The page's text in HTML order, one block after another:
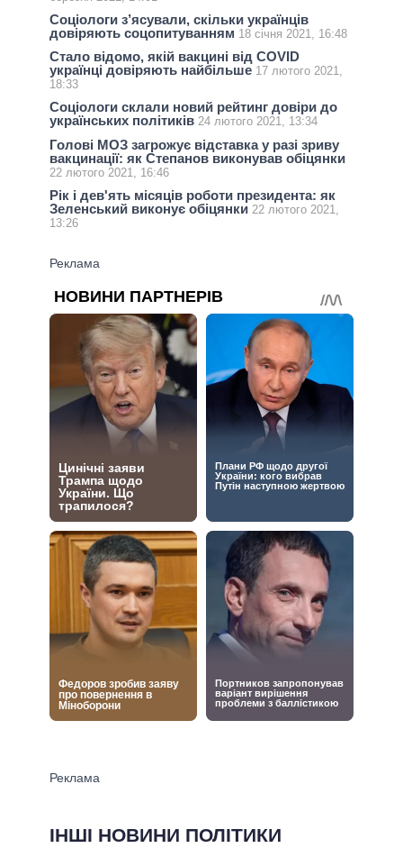
Соціологи з’ясували, скільки українців
довіряють соцопитуванням 18 січня 2021, 16:48
Стало відомо, якій вакцині від COVID
українці довіряють найбільше 17 лютого 2021,
18:33
Соціологи склали новий рейтинг довіри до
українських політиків 24 лютого 2021, 13:34
Голові МОЗ загрожує відставка у разі зриву
вакцинації: як Степанов виконував обіцянки
22 лютого 2021, 16:46
Рік і дев'ять місяців роботи президента: як
Зеленський виконує обіцянки 22 лютого 2021,
13:26
ІНШІ НОВИНИ ПОЛІТИКИ